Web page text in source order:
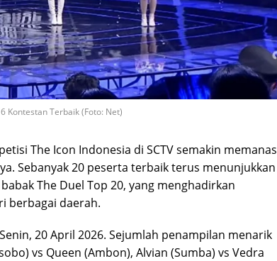
Kontestan Terbaik (Foto: Net)
The Icon Indonesia di SCTV semakin memanas
Sebanyak 20 peserta terbaik terus menunjukkan
The Duel Top 20, yang menghadirkan
berbagai daerah.
20 April 2026. Sejumlah penampilan menarik
vs Queen (Ambon), Alvian (Sumba) vs Vedra